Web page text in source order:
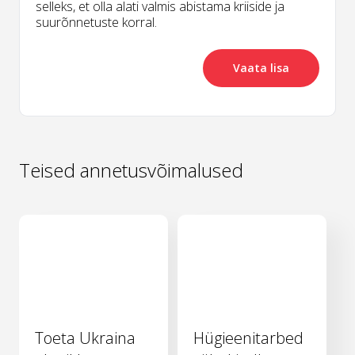
selleks, et olla alati valmis abistama kriiside ja
suurõnnetuste korral.
Vaata lisa
Teised annetusvõimalused
Toeta Ukraina
Hügieenitarbed